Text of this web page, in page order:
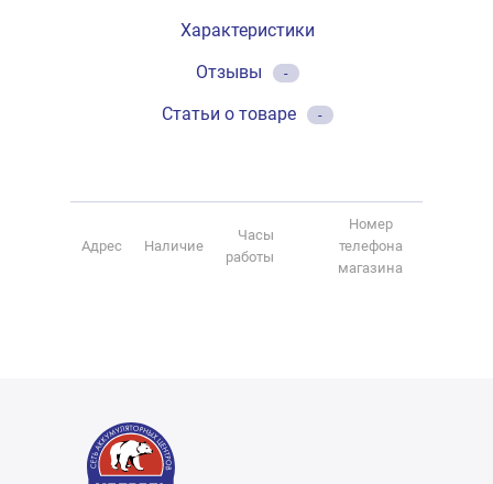
Характеристики
Отзывы
-
Статьи о товаре -
Адрес Наличие
Часы
работы
Номер
телефона
магазина